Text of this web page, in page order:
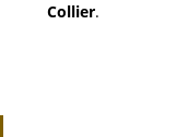
Collier.